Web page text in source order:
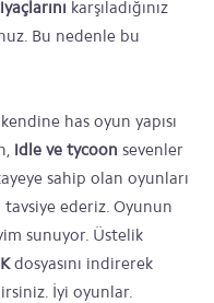
karşıladığınız
Bu nedenle bu
has oyun yapısı
idle ve tycoon sevenler
sahip olan oyunları
ederiz. Oyunun
sunuyor. Üstelik
dosyasını indirerek
İyi oyunlar.